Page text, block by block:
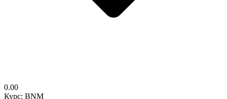
0.00
Курс: BNM